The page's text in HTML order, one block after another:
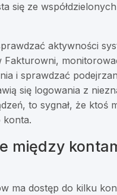
się ze współdzielonych
aktywności
Fakturowni,
i sprawdzać
się logowania z
to sygnał, że ktoś
konta.
między
ma dostęp do kilku